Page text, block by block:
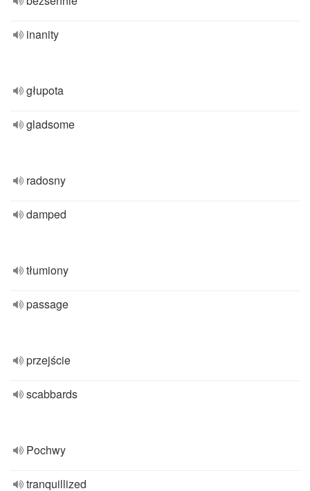
inanity
głupota
gladsome
radosny
damped
tłumiony
passage
przejście
scabbards
Pochwy
tranquillized